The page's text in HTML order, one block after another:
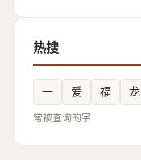
热搜
一 爱 福 龙
常被查询的字